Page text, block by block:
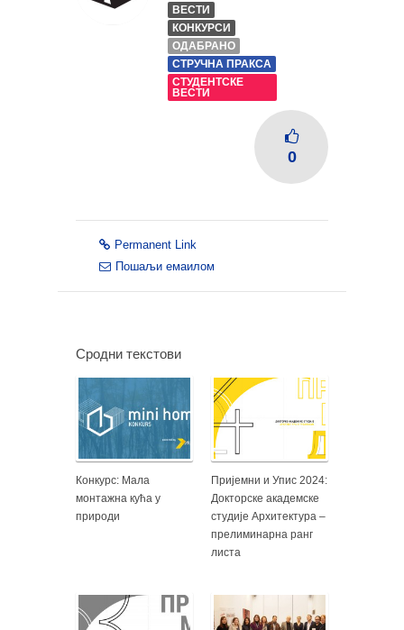
ВЕСТИ
КОНКУРСИ
ОДАБРАНО
СТРУЧНА ПРАКСА
СТУДЕНТСКЕ
ВЕСТИ
0
Permanent Link
Пошаљи емаилом
Сродни текстови
Конкурс: Мала
монтажна кућа у
природи
Пријемни и Упис 2024:
Докторске академске
студије Архитектура –
прелиминарна ранг
листа